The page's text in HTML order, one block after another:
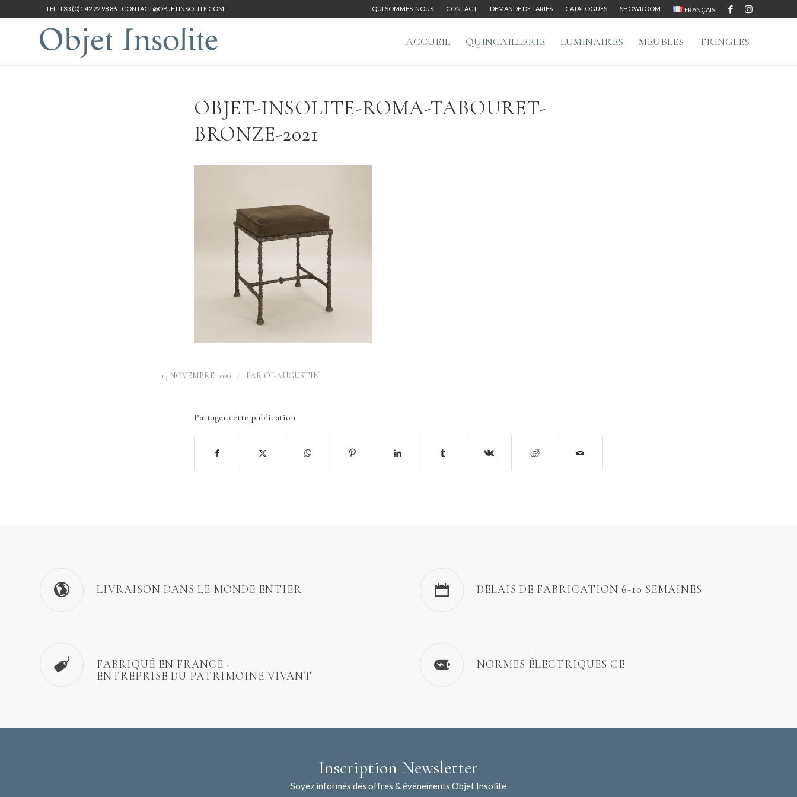
QUI SOMMES-NOUS CONTACT DEMANDE DE TARIFS CATALOGUES SHOWROOM FRANÇAIS
TEL. +33 (0)1 42 22 98 86 - CONTACT@OBJETINSOLITE.COM
ACCUEIL QUINCAILLERIE LUMINAIRES MEUBLES TRINGLES
OBJET-INSOLITE-ROMA-TABOURET-
BRONZE-2021
13 NOVEMBRE 2020 / PAR OI-AUGUSTIN
Partager cette publication
LIVRAISON DANS LE MONDE ENTIER DÉLAIS DE FABRICATION 6-10 SEMAINES
FABRIQUÉ EN FRANCE -
ENTREPRISE DU PATRIMOINE VIVANT
NORMES ÉLECTRIQUES CE
Inscription Newsletter
Soyez informés des offres & événements Objet Insolite